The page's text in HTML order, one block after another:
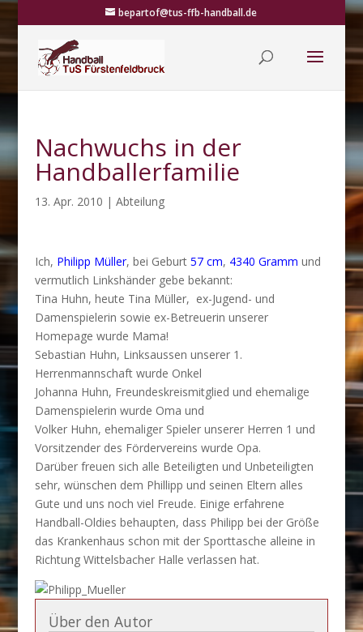
bepartof@tus-ffb-handball.de
Nachwuchs in der
Handballerfamilie
13. Apr. 2010 | Abteilung
Ich, Philipp Müller, bei Geburt 57 cm, 4340 Gramm und
vermutlich Linkshänder gebe bekannt:
Tina Huhn, heute Tina Müller, ex-Jugend- und
Damenspielerin sowie ex-Betreuerin unserer
Homepage wurde Mama!
Sebastian Huhn, Linksaussen unserer 1.
Herrenmannschaft wurde Onkel
Johanna Huhn, Freundeskreismitglied und ehemalige
Damenspielerin wurde Oma und
Volker Huhn, ehemaliger Spieler unserer Herren 1 und
Vorsitzender des Fördervereins wurde Opa.
Darüber freuen sich alle Beteiligten und Unbeteiligten
sehr, wünschen dem Phillipp und seinen Eltern alles
Gute und uns noch viel Freude. Einige erfahrene
Handball-Oldies behaupten, dass Philipp bei der Größe
das Krankenhaus schon mit der Sporttasche alleine in
Richtung Wittelsbacher Halle verlassen hat.
Über den Autor